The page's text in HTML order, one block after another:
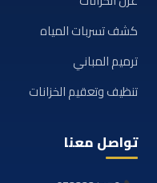
كشف تسربات المياه
ترميم المباني
تنظيف وتعقيم الخزانات
تواصل معنا